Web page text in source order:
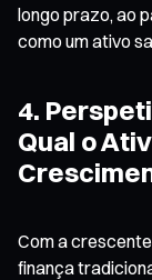
longo prazo, ao
como um ativo
4.
Qual o
Com a
finança